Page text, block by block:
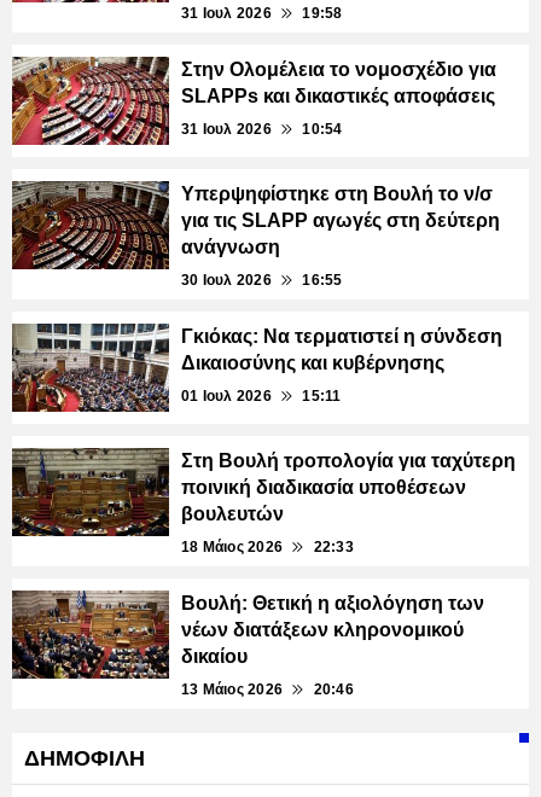
31 Ιουλ 2026 19:58
Στην Ολομέλεια το νομοσχέδιο για
SLAPPs και δικαστικές αποφάσεις
31 Ιουλ 2026 10:54
Υπερψηφίστηκε στη Βουλή το ν/σ
για τις SLAPP αγωγές στη δεύτερη
ανάγνωση
30 Ιουλ 2026 16:55
Γκιόκας: Να τερματιστεί η σύνδεση
Δικαιοσύνης και κυβέρνησης
01 Ιουλ 2026 15:11
Στη Βουλή τροπολογία για ταχύτερη
ποινική διαδικασία υποθέσεων
βουλευτών
18 Μάιος 2026 22:33
Βουλή: Θετική η αξιολόγηση των
νέων διατάξεων κληρονομικού
δικαίου
13 Μάιος 2026 20:46
ΔΗΜΟΦΙΛΗ